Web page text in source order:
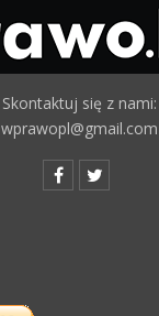
Skontaktuj się z nami:
wprawopl@gmail.com